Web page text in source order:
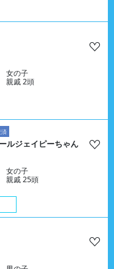
女の子
親戚 2頭
ルジェイピーちゃん
女の子
親戚 25頭